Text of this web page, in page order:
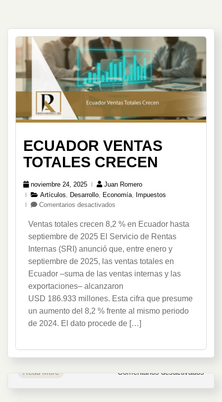
ECUADOR VENTAS
TOTALES CRECEN
noviembre 24, 2025
Juan Romero
Artículos
Desarrollo Economía
Impuestos
Comentarios desactivados
Ventas
Totales
Ventas totales crecen 8,2 % en Ecuador hasta
septiembre de 2025 El Servicio de Rentas
Internas (SRI) anunció que, entre enero y
septiembre de 2025, las ventas totales en
Ecuador –suma de las ventas internas y las
exportaciones– alcanzaron
USD 186.933 millones. Esta cifra que presume
un aumento del 8,2 % frente al mismo periodo
de 2024. El dato procede de […]
Read More Comentarios desactivados